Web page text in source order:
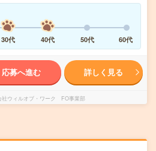
30代 40代 50代 60代
応募へ進む 詳しく見る
社ウィルオブ・ワーク FO事業部